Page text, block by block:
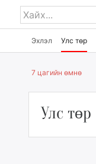
Эхлэл Улс төр
7 цагийн өмнө
Улс төр